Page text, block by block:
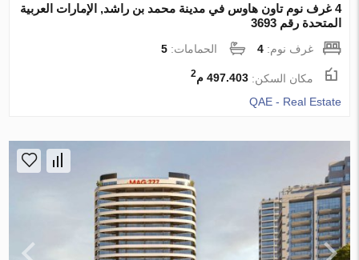
4 غرف نوم تاون هاوس في مدينة محمد بن راشد, الإمارات العربية
المتحدة رقم 3693
غرف نوم:4 الحمامات:5
مكان السكن:497.403 م 2
QAE - Real Estate